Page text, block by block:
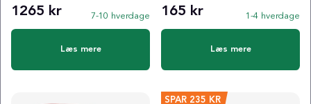
1265 kr 7-10 hverdage
Læs mere
165 kr 1-4 hverdage
Læs mere
SPAR 235 KR